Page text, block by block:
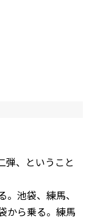
弾、ということ
池袋、練馬、
から乗る。練馬